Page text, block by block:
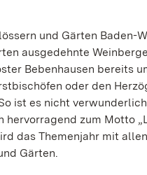
und Gärten
ausgedehnte
Bebenhausen bereits
oder den
ist es nicht
zum Motto
das Themenjahr mit
Gärten.